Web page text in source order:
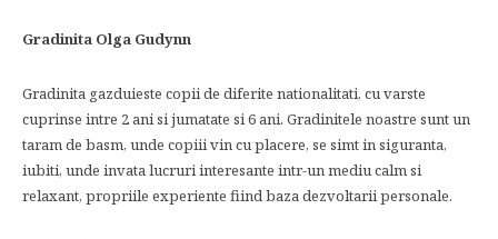
Gradinita Olga Gudynn
Gradinita gazduieste copii de diferite nationalitati, cu varste
cuprinse intre 2 ani si jumatate si 6 ani. Gradinitele noastre sunt un
taram de basm, unde copiii vin cu placere, se simt in siguranta,
iubiti, unde invata lucruri interesante intr-un mediu calm si
relaxant, propriile experiente fiind baza dezvoltarii personale.